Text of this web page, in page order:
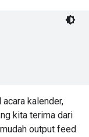
kalender,
kita terima dari
output feed